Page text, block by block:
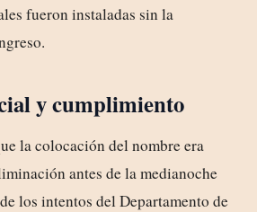
fueron instaladas sin la
y cumplimiento
la colocación del nombre era
antes de la medianoche
los intentos del Departamento de